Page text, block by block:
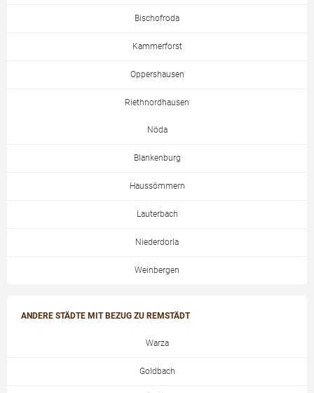
Bischofroda
Kammerforst
Oppershausen
Riethnordhausen
Nöda
Blankenburg
Haussömmern
Lauterbach
Niederdorla
Weinbergen
ANDERE STÄDTE MIT BEZUG ZU REMSTÄDT
Warza
Goldbach